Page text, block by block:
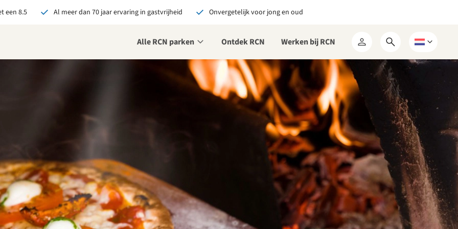
een 8.5 Al meer dan 70 jaar ervaring in gastvrijheid Onvergetelijk voor jong en oud
Alle RCN parken Ontdek RCN Werken bij RCN
Mijn
RCN
Open
zoekformulier
Kies
een
taal
alle voordelen